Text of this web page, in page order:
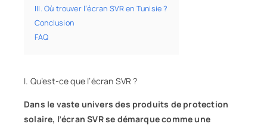
III. Où trouver l’écran SVR en Tunisie ?
Conclusion
FAQ
I. Qu’est-ce que l’écran SVR ?
Dans le vaste univers des produits de protection
solaire, l’écranSVRse démarque comme une